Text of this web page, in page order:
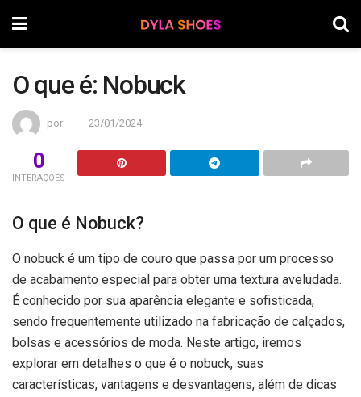
O que é: Nobuck
por 23/01/2024
0
INTERAÇÕES
O que é Nobuck?
O nobuck é um tipo de couro que passa por um processo
de acabamento especial para obter uma textura aveludada.
É conhecido por sua aparência elegante e sofisticada,
sendo frequentemente utilizado na fabricação de calçados,
bolsas e acessórios de moda. Neste artigo, iremos
explorar em detalhes o que é o nobuck, suas
características, vantagens e desvantagens, além de dicas